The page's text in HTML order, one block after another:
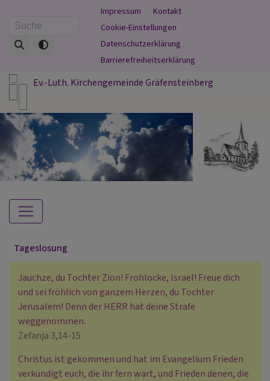
zum
Suche
Fußbereichsmenü
Impressum
Kontakt
Cookie-Einstellungen
Datenschutzerklärung
Barrierefreiheitserklärung
Ev.-Luth. Kirchengemeinde Gräfensteinberg
Hauptnavigation
Tageslosung
Jauchze, du Tochter Zion! Frohlocke, Israel! Freue dich
und sei fröhlich von ganzem Herzen, du Tochter
Jerusalem! Denn der HERR hat deine Strafe
weggenommen.
Zefanja 3,14-15
Christus ist gekommen und hat im Evangelium Frieden
verkündigt euch, die ihr fern wart, und Frieden denen, die